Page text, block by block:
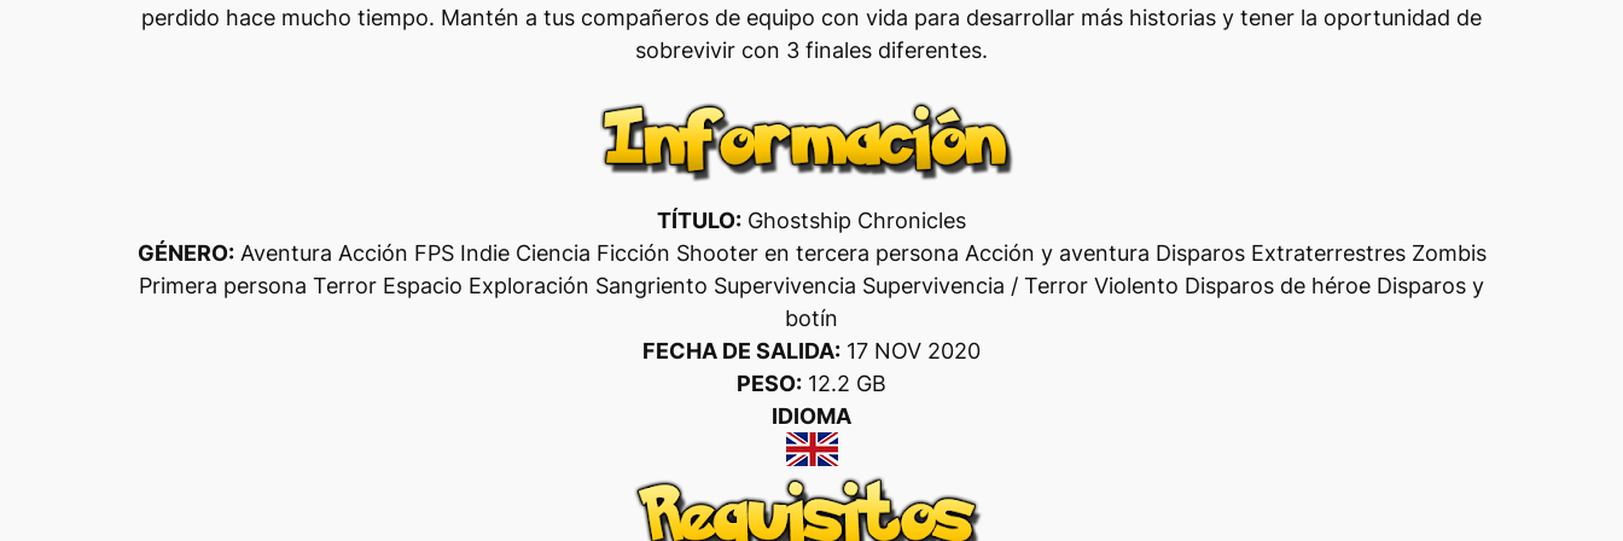
perdido hace mucho tiempo. Mantén a tus compañeros de equipo con vida para desarrollar más historias y tener la oportunidad de
sobrevivir con 3 finales diferentes.
TÍTULO: Ghostship Chronicles
GÉNERO:Aventura Acción FPS Indie Ciencia Ficción Shooter en tercera persona Acción y aventura Disparos Extraterrestres Zombis
Primera persona Terror Espacio Exploración Sangriento Supervivencia Supervivencia / Terror Violento Disparos de héroe Disparos y
botín
FECHA DE SALIDA: 17 NOV 2020
PESO: 12.2 GB
IDIOMA